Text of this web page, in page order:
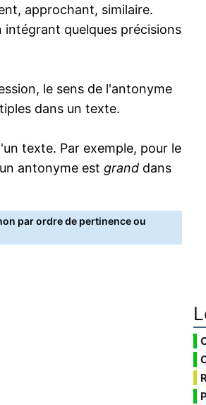
approchant, similaire.
quelques précisions
le sens de l'antonyme
dans un texte.
texte. Par exemple, pour le
antonyme est grand dans
par ordre de pertinence ou